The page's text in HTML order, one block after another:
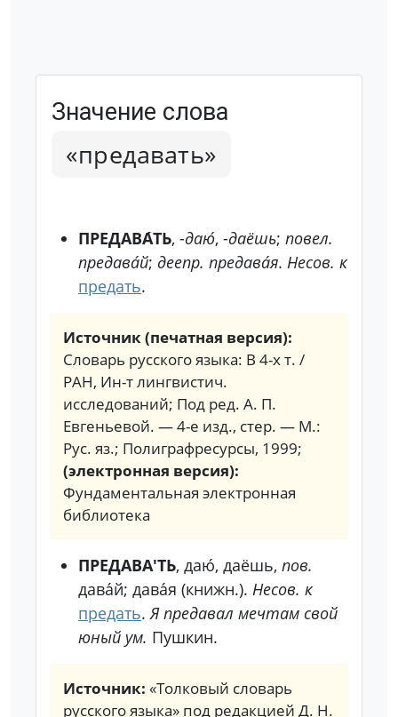
Значение слова
«предавать»
ПРЕДАВА́ТЬ, -даю́, -даёшь; повел.
предава́й; деепр. предава́я. Несов. к
предать.
Источник (печатная версия):
Словарь русского языка: В 4-х т. /
РАН, Ин-т лингвистич.
исследований; Под ред. А. П.
Евгеньевой. — 4-е изд., стер. — М.:
Рус. яз.; Полиграфресурсы, 1999;
(электронная версия):
Фундаментальная электронная
библиотека
ПРЕДАВА'ТЬ, даю́, даёшь, пов.
дава́й; дава́я (книжн.). Несов. к
предать. Я предавал мечтам свой
юный ум. Пушкин.
Источник: «Толковый словарь
русского языка» под редакцией Д. Н.